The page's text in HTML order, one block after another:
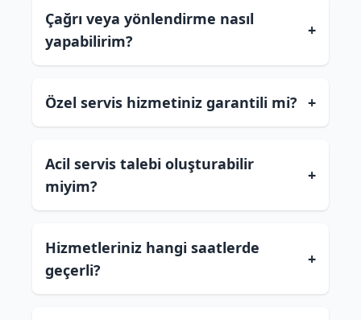
Çağrı veya yönlendirme nasıl
yapabilirim?
+
Özel servis hizmetiniz garantili mi? +
Acil servis talebi oluşturabilir
miyim?
+
Hizmetleriniz hangi saatlerde
geçerli?
+